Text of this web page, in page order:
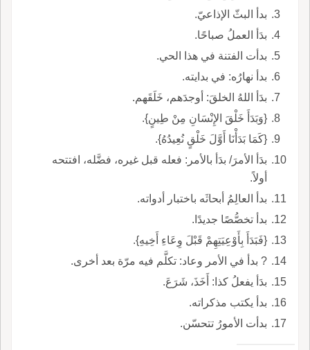
بدأ البثّ الإذاعيّ.
بدَأ العملُ صباحًا.
بدأت الفتنة في هذا الحي.
بدأ نهارُه: في بدايته.
بدَأ اللهُ الخلقَ: أوجدَهم، خَلَقَهم.
{وَبَدَأَ خَلْقَ الإِنْسَانِ مِنْ طِينٍ}.
{كَمَا بَدَأْنَا أَوَّلَ خَلْقٍ نُعِيدُهُ}.
بدَأ الأمرَ/ بدَأ بالأمر: فعله قبل غيره، فضَّله، افتتحه
أولاً.
بدأ العالِمُ أبحاثَه باختبار أدواته.
بدأ تخصُّصًا جديدًا.
{فَبَدَأَ بِأَوْعِيَتِهِمْ قَبْلَ وِعَاءِ أَخِيهِ}.
? بدأ في الأمر وعاد: تكلَّم فيه مرّة بعد أخرى.
بدَأ يفعلُ كذا: أَخَذَ، شَرَعَ.
بدأ يكتب مذكراته.
بدأت الأمورُ تتحسّن.